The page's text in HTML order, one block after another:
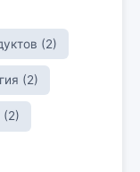
(2)
(2)
(2)